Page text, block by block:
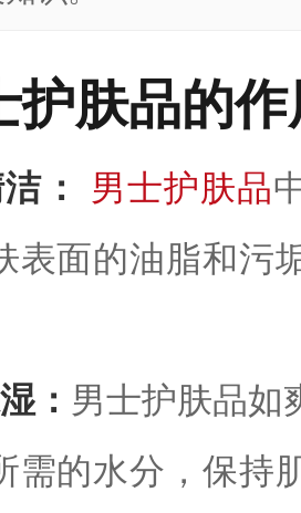
护肤品的作
： 男士护肤品
表面的油脂和污
： 男士护肤品如
需的水分，保持